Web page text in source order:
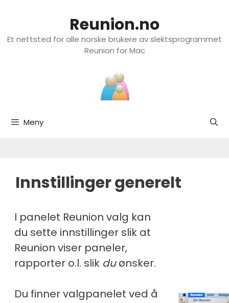
Reunion.no
Et nettsted for alle norske brukere av slektsprogrammet
Reunion for Mac
Meny
Innstillinger generelt
I panelet Reunion valg kan
du sette innstillinger slik at
Reunion viser paneler,
rapporter o.l. slik duønsker.
Du finner valgpanelet ved å